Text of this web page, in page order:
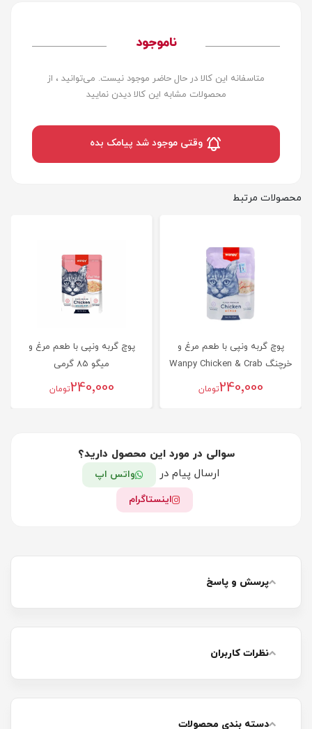
ناموجود
متاسفانه این کالا در حال حاضر موجود نیست. می‌توانید ، از
محصولات مشابه این کالا دیدن نمایید
محصولات مرتبط
پوچ گربه ونپی با طعم مرغ و
خرچنگ Wanpy Chicken & Crab
240٬000تومان
پوچ گربه ونپی با طعم مرغ و
میگو 85 گرمی
240٬000تومان
سوالی در مورد این محصول دارید؟
ارسال پیام در
واتس اپ
اینستاگرام
پرسش و پاسخ
نظرات کاربران
دسته بندی محصولات